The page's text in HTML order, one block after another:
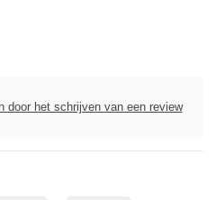
door het schrijven van een review